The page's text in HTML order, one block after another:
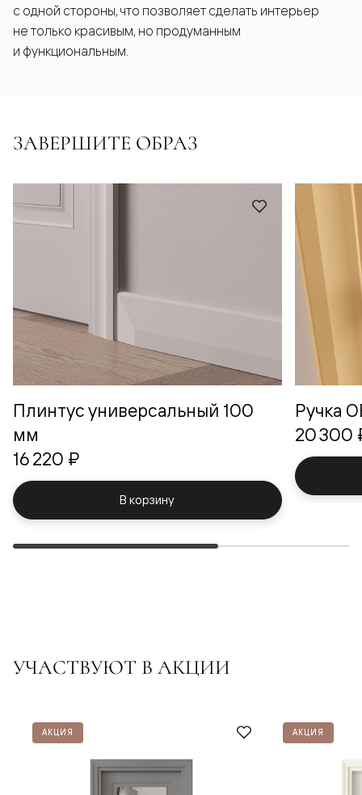
с одной стороны, что позволяет сделать интерьер
не только красивым, но продуманным
и функциональным.
ЗАВЕРШИТЕ ОБРАЗ
Плинтус универсальный 100
мм
16 220 ₽
В корзину
Ручка
20 300
УЧАСТВУЮТ В АКЦИИ
АКЦИЯ АКЦИЯ